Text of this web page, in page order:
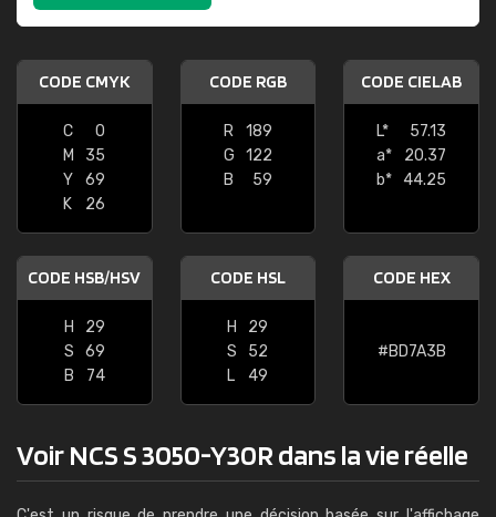
CODE CMYK
C
0
M
35
Y
69
K
26
CODE RGB
R
189
G
122
B
59
CODE CIELAB
L*
57.13
a*
20.37
b*
44.25
CODE HSB/HSV
H
29
S
69
B
74
CODE HSL
H
29
S
52
L
49
CODE HEX
#BD7A3B
Voir NCS S 3050-Y30R dans la vie réelle